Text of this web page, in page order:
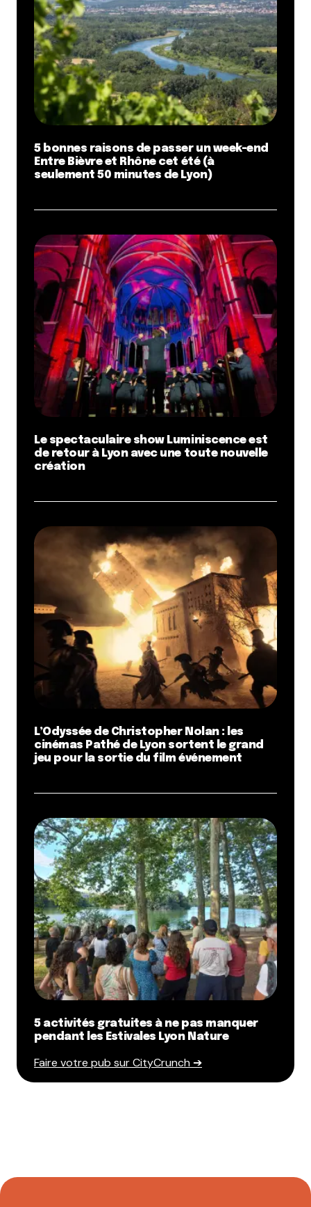
5 bonnes raisons de passer un week-end
Entre Bièvre et Rhône cet été (à
seulement 50 minutes de Lyon)
Le spectaculaire show Luminiscence est
de retour à Lyon avec une toute nouvelle
création
L’Odyssée de Christopher Nolan : les
cinémas Pathé de Lyon sortent le grand
jeu pour la sortie du film événement
5 activités gratuites à ne pas manquer
pendant les Estivales Lyon Nature
Faire votre pub sur CityCrunch ➔